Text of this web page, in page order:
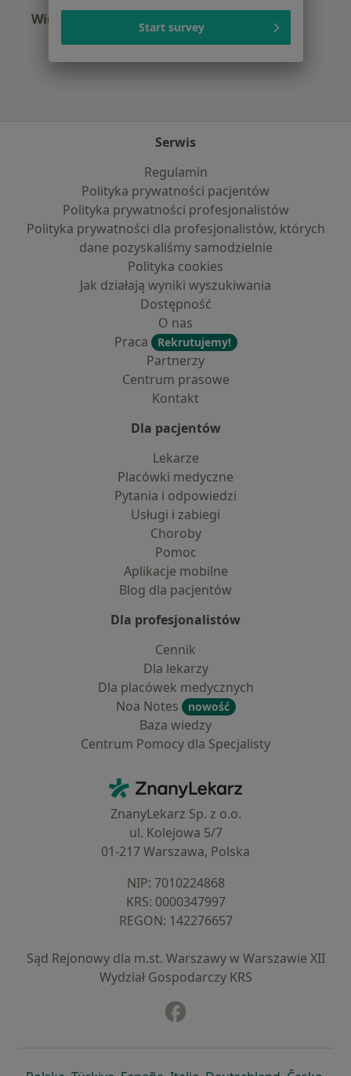
Więcej (2)
Więcej w kategorii: Najpopularniejsze
Serwis
Regulamin
Polityka prywatności pacjentów
Polityka prywatności profesjonalistów
Polityka prywatności dla profesjonalistów, których
dane pozyskaliśmy samodzielnie
Polityka cookies
Jak działają wyniki wyszukiwania
Dostępność
O nas
Praca
Rekrutujemy!
Partnerzy
Centrum prasowe
Kontakt
Dla pacjentów
Lekarze
Placówki medyczne
Pytania i odpowiedzi
Usługi i zabiegi
Choroby
Pomoc
Aplikacje mobilne
Blog dla pacjentów
Dla profesjonalistów
Cennik
Dla lekarzy
Dla placówek medycznych
Noa Notes
nowość
Baza wiedzy
Centrum Pomocy dla Specjalisty
ZnanyLekarz - Strona główna
ZnanyLekarz Sp. z o.o.
ul. Kolejowa 5/7
01-217 Warszawa, Polska
NIP: ⁠7010224868
KRS: ⁠0000347997
REGON: ⁠142276657
Sąd Rejonowy dla m.st. Warszawy w Warszawie XII
Wydział Gospodarczy KRS
Start survey